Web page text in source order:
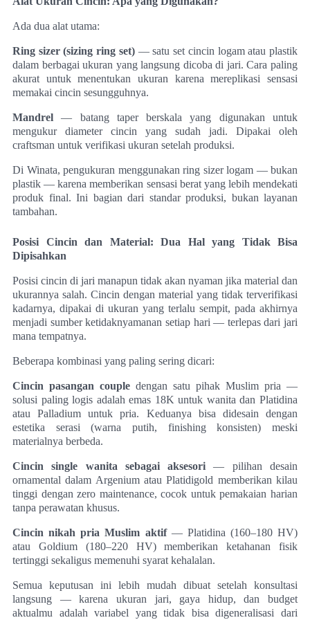
Ada dua alat utama:
Ring sizer (sizing ring set)— satu set cincin logam atau plastik
dalam berbagai ukuran yang langsung dicoba di jari. Cara paling
akurat untuk menentukan ukuran karena mereplikasi sensasi
memakai cincin sesungguhnya.
Mandrel — batang taper berskala yang digunakan untuk
mengukur diameter cincin yang sudah jadi. Dipakai oleh
craftsman untuk verifikasi ukuran setelah produksi.
Di Winata, pengukuran menggunakan ring sizer logam — bukan
plastik — karena memberikan sensasi berat yang lebih mendekati
produk final. Ini bagian dari standar produksi, bukan layanan
tambahan.
Posisi Cincin dan Material: Dua Hal yang Tidak Bisa
Dipisahkan
Posisi cincin di jari manapun tidak akan nyaman jika material dan
ukurannya salah. Cincin dengan material yang tidak terverifikasi
kadarnya, dipakai di ukuran yang terlalu sempit, pada akhirnya
menjadi sumber ketidaknyamanan setiap hari — terlepas dari jari
mana tempatnya.
Beberapa kombinasi yang paling sering dicari:
Cincin pasangan couple dengan satu pihak Muslim pria —
solusi paling logis adalah emas 18K untuk wanita dan Platidina
atau Palladium untuk pria. Keduanya bisa didesain dengan
estetika serasi (warna putih, finishing konsisten) meski
materialnya berbeda.
Cincin single wanita sebagai aksesori — pilihan desain
ornamental dalam Argenium atau Platidigold memberikan kilau
tinggi dengan zero maintenance, cocok untuk pemakaian harian
tanpa perawatan khusus.
Cincin nikah pria Muslim aktif— Platidina (160–180 HV)
atau Goldium (180–220 HV) memberikan ketahanan fisik
tertinggi sekaligus memenuhi syarat kehalalan.
Semua keputusan ini lebih mudah dibuat setelah konsultasi
langsung — karena ukuran jari, gaya hidup, dan budget
aktualmu adalah variabel yang tidak bisa digeneralisasi dari